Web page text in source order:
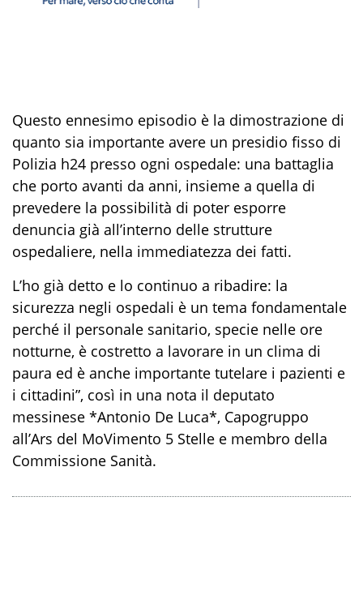
Questo ennesimo episodio è la dimostrazione di
quanto sia importante avere un presidio fisso di
Polizia h24 presso ogni ospedale: una battaglia
che porto avanti da anni, insieme a quella di
prevedere la possibilità di poter esporre
denuncia già all’interno delle strutture
ospedaliere, nella immediatezza dei fatti.
L’ho già detto e lo continuo a ribadire: la
sicurezza negli ospedali è un tema fondamentale
perché il personale sanitario, specie nelle ore
notturne, è costretto a lavorare in un clima di
paura ed è anche importante tutelare i pazienti e
i cittadini”, così in una nota il deputato
messinese *Antonio De Luca*, Capogruppo
all’Ars del MoVimento 5 Stelle e membro della
Commissione Sanità.